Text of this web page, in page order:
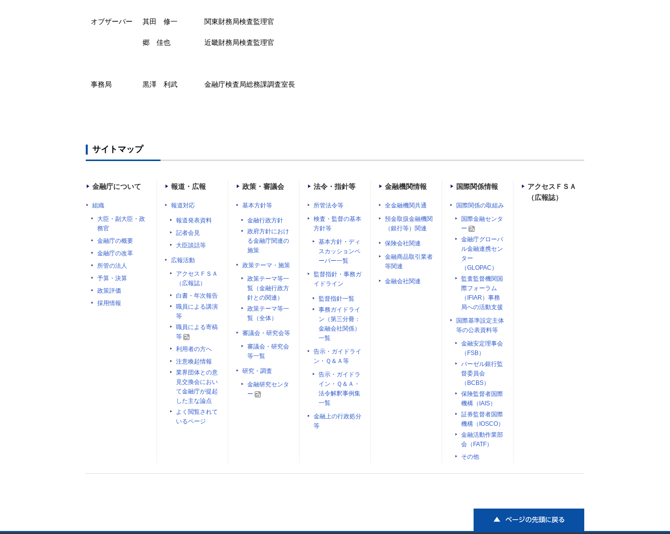
オブザーバー 其田 修一 関東財務局検査監理官
郷 佳也 近畿財務局検査監理官
事務局 黒澤 利武 金融庁検査局総務課調査室長
サイトマップ
金融庁について
組織
大臣・副大臣・政
務官
金融庁の概要
金融庁の改革
所管の法人
予算・決算
政策評価
採用情報
報道・広報
報道対応
報道発表資料
記者会見
大臣談話等
広報活動
アクセスＦＳＡ
（広報誌）
白書・年次報告
職員による講演
等
職員による寄稿
等
利用者の方へ
注意喚起情報
業界団体との意
見交換会におい
て金融庁が提起
した主な論点
よく閲覧されて
いるページ
政策・審議会
基本方針等
金融行政方針
政府方針におけ
る金融庁関連の
施策
政策テーマ・施策
政策テーマ等一
覧（金融行政方
針との関連）
政策テーマ等一
覧（全体）
審議会・研究会等
審議会・研究会
等一覧
研究・調査
金融研究センタ
ー
法令・指針等
所管法令等
検査・監督の基本
方針等
基本方針・ディ
スカッションペ
ーパー一覧
監督指針・事務ガ
イドライン
監督指針一覧
事務ガイドライ
ン（第三分冊：
金融会社関係）
一覧
告示・ガイドライ
ン・Ｑ＆Ａ等
告示・ガイドラ
イン・Ｑ＆Ａ・
法令解釈事例集
一覧
金融上の行政処分
等
金融機関情報
全金融機関共通
預金取扱金融機関
（銀行等）関連
保険会社関連
金融商品取引業者
等関連
金融会社関連
国際関係情報
国際関係の取組み
国際金融センタ
ー
金融庁グローバ
ル金融連携セン
ター
（GLOPAC）
監査監督機関国
際フォーラム
（IFIAR）事務
局への活動支援
国際基準設定主体
等の公表資料等
金融安定理事会
（FSB）
バーゼル銀行監
督委員会
（BCBS）
保険監督者国際
機構（IAIS）
証券監督者国際
機構（IOSCO）
金融活動作業部
会（FATF）
その他
アクセスＦＳＡ
（広報誌）